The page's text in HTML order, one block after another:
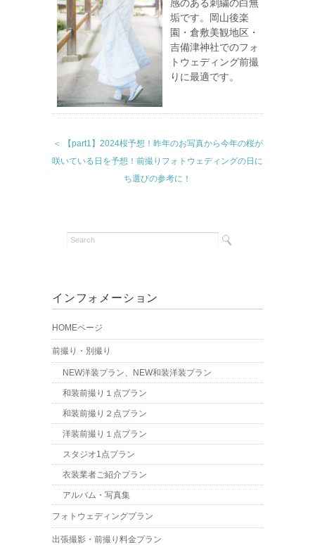
感のある刺繍の白無
垢です。岡山後楽
園・倉敷美観地区・
吉備津神社でのフォ
トウェディング前撮
りに最適です。
＜ 【part1】2024桜予想！昨年のお写真から今年の桜が
咲いている日を予想！前撮りフォトウェディングの日に
ち選びの参考に！
インフォメーション
HOMEページ
前撮り・別撮り
NEW洋装プラン、NEW和装洋装プラン
和装前撮り１点プラン
和装前撮り２点プラン
洋装前撮り１点プラン
スタジオ1点プラン
衣装業者ご紹介プラン
アルバム・写真集
フォトウェディングプラン
出張撮影・前撮り料金プラン